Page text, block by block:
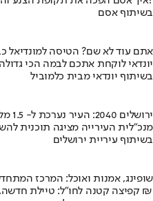
בשיתוף אסם
אתם עוד לא שם? הטיסה למונדיאל
יונדאי לוקחת אתכם לבמה הכי
בשיתוף יונדאי מבית כלמוביל
ירושלים 2040: העיר נערכת ל- 1.5 מליון תושבים
מנכ"לית העירייה מציגה תוכנית
בשיתוף עיריית ירושלים
שופינג, אמנות ואוכל: המרכז
קפיצה קטנה לחו"ל: טיילת חדשה, מיצגי אמנות, וכיכרות משופצות בהשקעה של 100 מיליון ₪